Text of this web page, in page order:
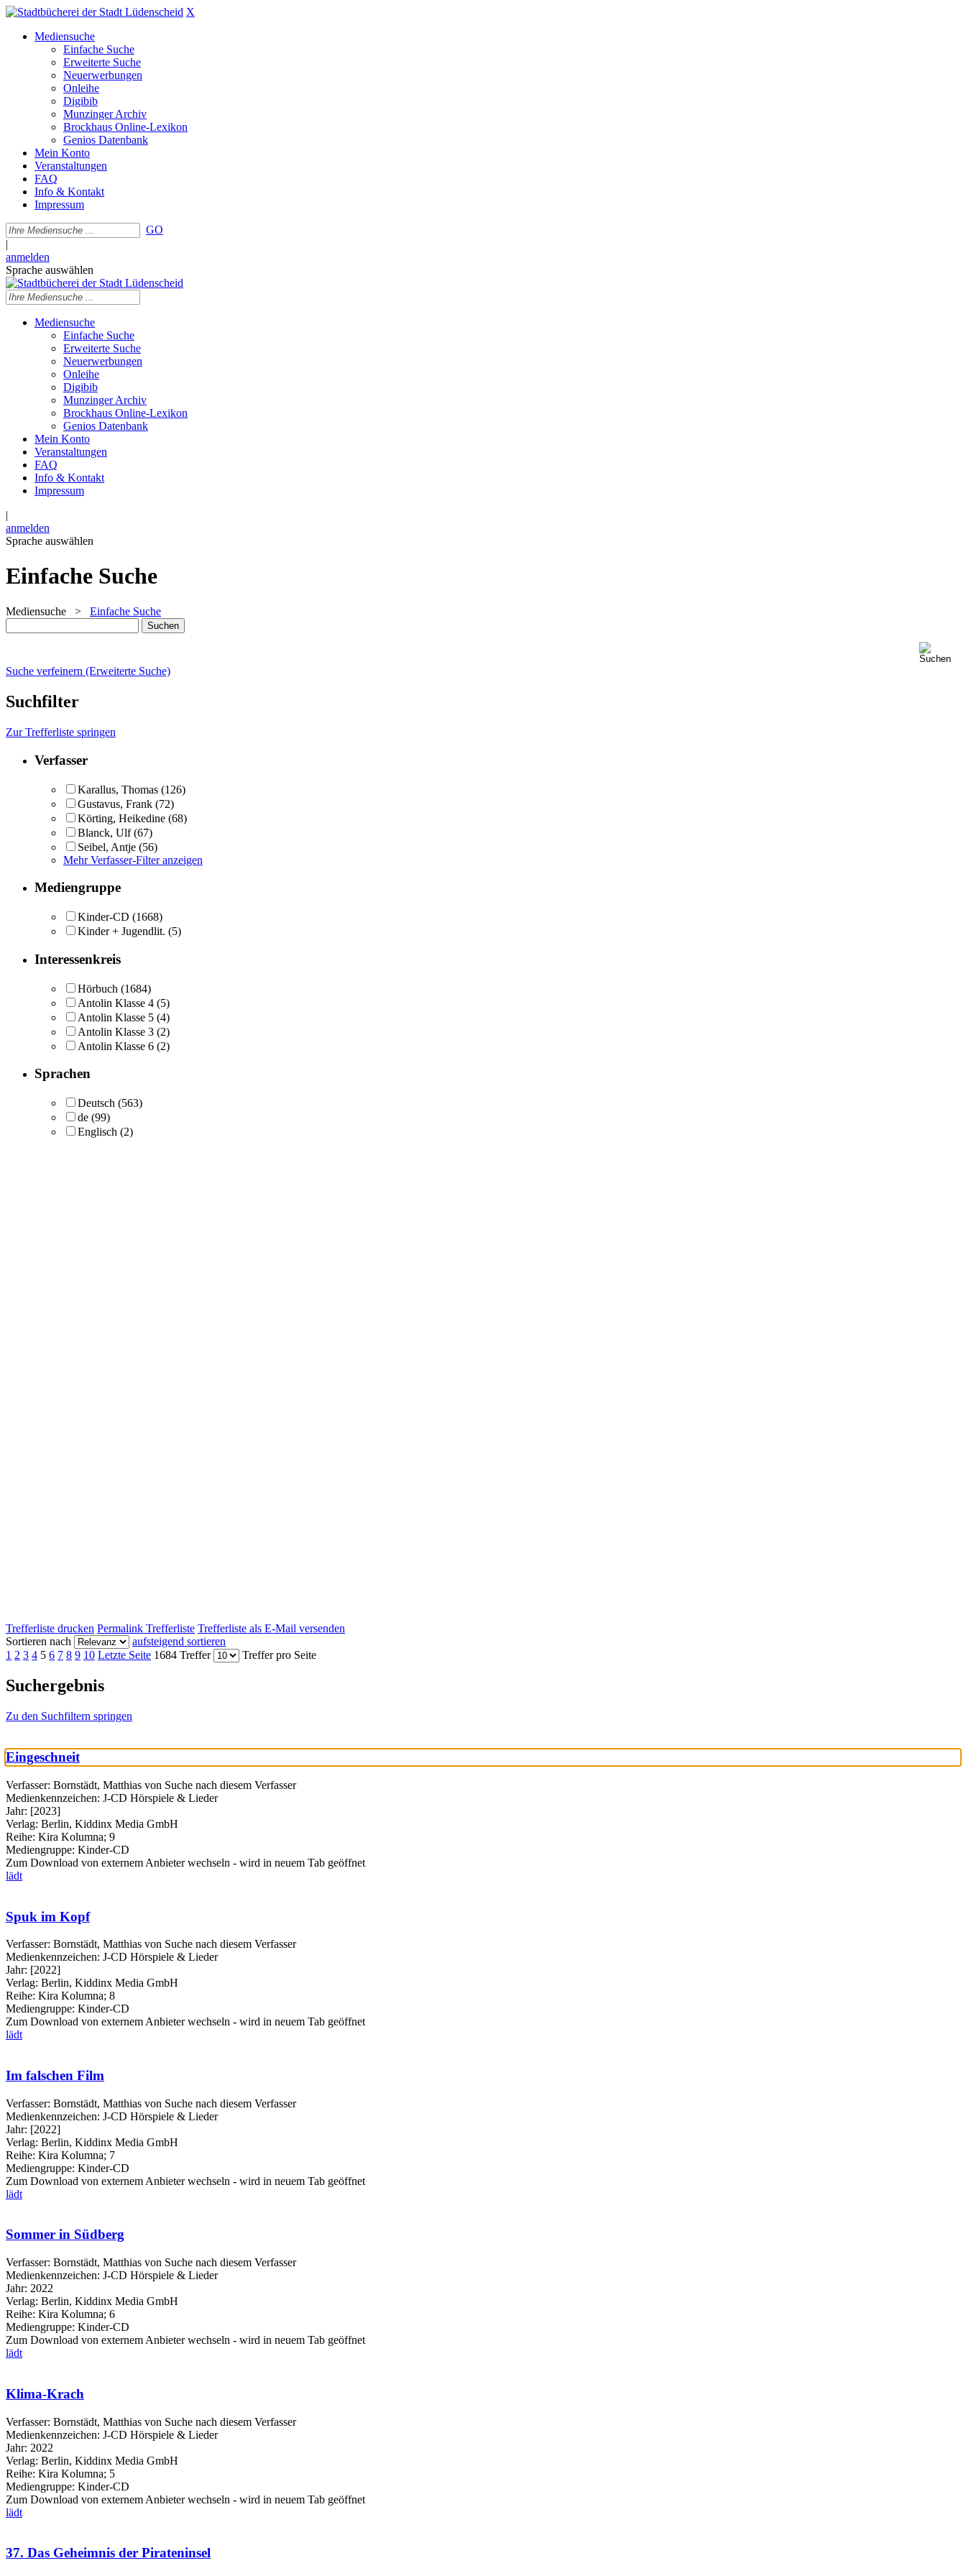
X
Mediensuche
Einfache Suche
Erweiterte Suche
Neuerwerbungen
Onleihe
Digibib
Munzinger Archiv
Brockhaus Online-Lexikon
Genios Datenbank
Mein Konto
Veranstaltungen
FAQ
Info & Kontakt
Impressum
GO
|
anmelden
Sprache auswählen
Mediensuche
Einfache Suche
Erweiterte Suche
Neuerwerbungen
Onleihe
Digibib
Munzinger Archiv
Brockhaus Online-Lexikon
Genios Datenbank
Mein Konto
Veranstaltungen
FAQ
Info & Kontakt
Impressum
|
anmelden
Sprache auswählen
Einfache Suche
Mediensuche > Einfache Suche
Suche verfeinern (Erweiterte Suche)
Suchfilter
Zur Trefferliste springen
Verfasser
Karallus, Thomas (126)
Gustavus, Frank (72)
Körting, Heikedine (68)
Blanck, Ulf (67)
Seibel, Antje (56)
Mehr Verfasser-Filter anzeigen
Mediengruppe
Kinder-CD (1668)
Kinder + Jugendlit. (5)
Interessenkreis
Hörbuch (1684)
Antolin Klasse 4 (5)
Antolin Klasse 5 (4)
Antolin Klasse 3 (2)
Antolin Klasse 6 (2)
Sprachen
Deutsch (563)
de (99)
Englisch (2)
Trefferliste drucken Permalink Trefferliste Trefferliste als E-Mail versenden
Sortieren nach
aufsteigend sortieren
1 2 3 4 5 6 7 8 9 10 Letzte Seite 1684 Treffer Treffer pro Seite
Suchergebnis
Zu den Suchfiltern springen
Eingeschneit
Verfasser: Bornstädt, Matthias von Suche nach diesem Verfasser
Medienkennzeichen: J-CD Hörspiele & Lieder
Jahr: [2023]
Verlag: Berlin, Kiddinx Media GmbH
Reihe: Kira Kolumna; 9
Mediengruppe: Kinder-CD
Zum Download von externem Anbieter wechseln - wird in neuem Tab geöffnet
lädt
Spuk im Kopf
Verfasser: Bornstädt, Matthias von Suche nach diesem Verfasser
Medienkennzeichen: J-CD Hörspiele & Lieder
Jahr: [2022]
Verlag: Berlin, Kiddinx Media GmbH
Reihe: Kira Kolumna; 8
Mediengruppe: Kinder-CD
Zum Download von externem Anbieter wechseln - wird in neuem Tab geöffnet
lädt
Im falschen Film
Verfasser: Bornstädt, Matthias von Suche nach diesem Verfasser
Medienkennzeichen: J-CD Hörspiele & Lieder
Jahr: [2022]
Verlag: Berlin, Kiddinx Media GmbH
Reihe: Kira Kolumna; 7
Mediengruppe: Kinder-CD
Zum Download von externem Anbieter wechseln - wird in neuem Tab geöffnet
lädt
Sommer in Südberg
Verfasser: Bornstädt, Matthias von Suche nach diesem Verfasser
Medienkennzeichen: J-CD Hörspiele & Lieder
Jahr: 2022
Verlag: Berlin, Kiddinx Media GmbH
Reihe: Kira Kolumna; 6
Mediengruppe: Kinder-CD
Zum Download von externem Anbieter wechseln - wird in neuem Tab geöffnet
lädt
Klima-Krach
Verfasser: Bornstädt, Matthias von Suche nach diesem Verfasser
Medienkennzeichen: J-CD Hörspiele & Lieder
Jahr: 2022
Verlag: Berlin, Kiddinx Media GmbH
Reihe: Kira Kolumna; 5
Mediengruppe: Kinder-CD
Zum Download von externem Anbieter wechseln - wird in neuem Tab geöffnet
lädt
37. Das Geheimnis der Pirateninsel